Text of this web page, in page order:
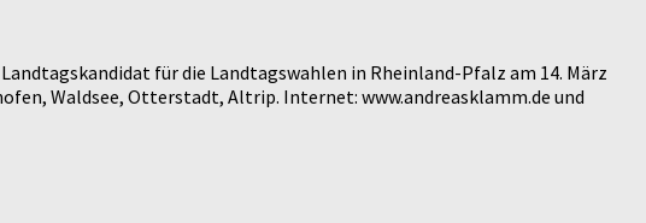
für die Landtagswahlen in Rheinland-Pfalz am 14. März
Waldsee, Otterstadt, Altrip. Internet: www.andreasklamm.de und